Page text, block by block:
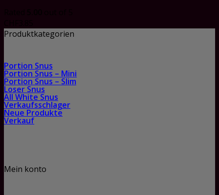
Produktkategorien
Portion Snus
Portion Snus – Mini
Portion Snus – Slim
Loser Snus
All White Snus
Verkaufsschlager
Neue Produkte
Verkauf
Mein konto